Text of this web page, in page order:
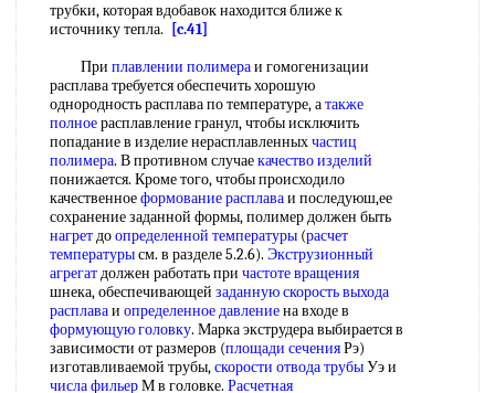
трубки, которая вдобавок находится ближе к
источнику тепла.
[c.41]
При плавлении полимераи гомогенизации
расплава требуется обеспечить хорошую
однородность расплава по температуре, атакже
полноерасплавление гранул, чтобы исключить
попадание в изделие нерасплавленныхчастиц
полимера. В противном случаекачество изделий
понижается. Кроме того, чтобы происходило
качественноеформование расплаваи последуюш,ее
сохранение заданной формы, полимер должен быть
нагретдоопределенной температуры (расчет
температурысм. в разделе 5.2.6). Экструзионный
агрегатдолжен работать при частоте вращения
шнека, обеспечивающей заданную скоростьвыхода
расплаваи определенное давлениена входе в
формующую головку. Марка экструдера выбирается в
зависимости от размеров (площади сеченияРэ)
изготавливаемой трубы,скорости отвода трубыУэ и
числа фильерМ в головке. Расчетная